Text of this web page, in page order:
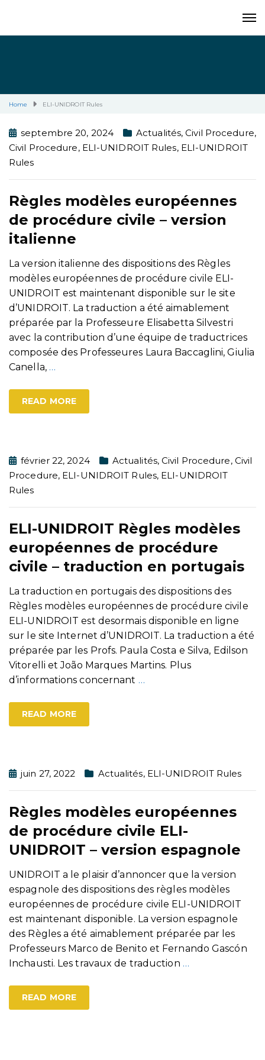
Home ELI-UNIDROIT Rules
septembre 20, 2024 Actualités,Civil Procedure,
Civil Procedure, ELI-UNIDROIT Rules, ELI-UNIDROIT
Rules
Règles modèles européennes
de procédure civile – version
italienne
La version italienne des dispositions des Règles
modèles européennes de procédure civile ELI-
UNIDROIT est maintenant disponible sur le site
d’UNIDROIT. La traduction a été aimablement
préparée par la Professeure Elisabetta Silvestri
avec la contribution d’une équipe de traductrices
composée des Professeures Laura Baccaglini, Giulia
Canella, …
READ MORE
février 22, 2024 Actualités,Civil Procedure, Civil
Procedure, ELI-UNIDROIT Rules, ELI-UNIDROIT
Rules
ELI-UNIDROIT Règles modèles
européennes de procédure
civile – traduction en portugais
La traduction en portugais des dispositions des
Règles modèles européennes de procédure civile
ELI-UNIDROIT est desormais disponible en ligne
sur le site Internet d’UNIDROIT. La traduction a été
préparée par les Profs. Paula Costa e Silva, Edilson
Vitorelli et João Marques Martins. Plus
d’informations concernant …
READ MORE
juin 27, 2022 Actualités, ELI-UNIDROIT Rules
Règles modèles européennes
de procédure civile ELI-
UNIDROIT – version espagnole
UNIDROIT a le plaisir d’annoncer que la version
espagnole des dispositions des règles modèles
européennes de procédure civile ELI-UNIDROIT
est maintenant disponible. La version espagnole
des Règles a été aimablement préparée par les
Professeurs Marco de Benito et Fernando Gascón
Inchausti. Les travaux de traduction …
READ MORE